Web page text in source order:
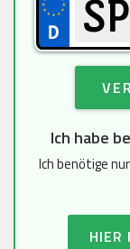
Ich habe
Ich benötige
HIER